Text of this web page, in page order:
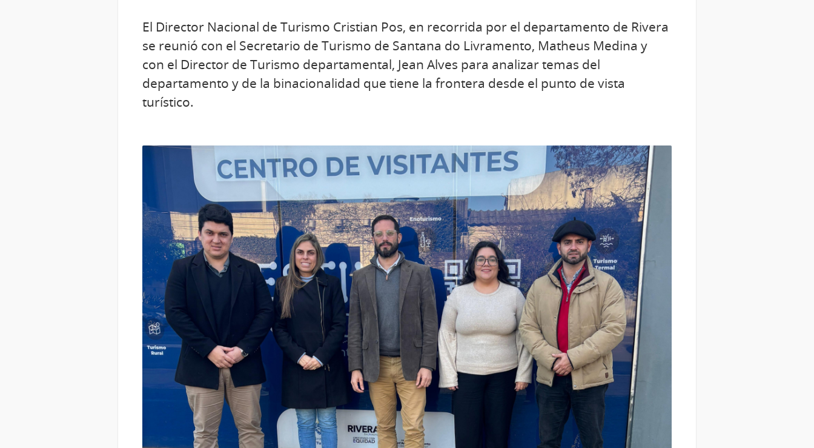
El Director Nacional de Turismo Cristian Pos, en recorrida por el departamento de Rivera
se reunió con el Secretario de Turismo de Santana do Livramento, Matheus Medina y
con el Director de Turismo departamental, Jean Alves para analizar temas del
departamento y de la binacionalidad que tiene la frontera desde el punto de vista
turístico.